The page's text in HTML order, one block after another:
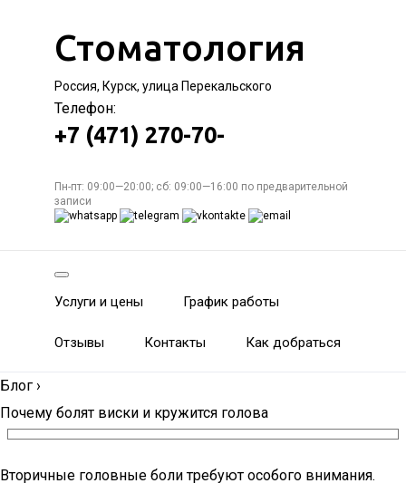
Стоматология
Россия, Курск, улица Перекальского
Телефон:
+7 (471) 270-70-
Пн-пт: 09:00—20:00; сб: 09:00—16:00 по предварительной
записи
Услуги и цены График работы
Отзывы Контакты Как добраться
Блог ›
Почему болят виски и кружится голова
Вторичные головные боли требуют особого внимания.